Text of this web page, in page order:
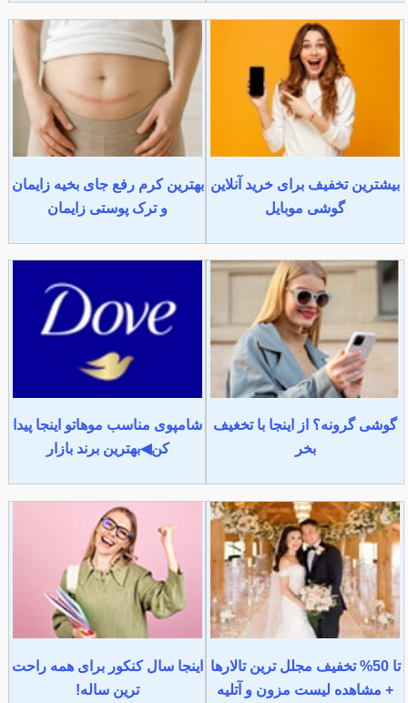
بیشترین تخفیف برای خرید آنلاین
گوشی موبایل
بهترین کرم رفع جای بخیه زایمان
و ترک پوستی زایمان
گوشی گرونه؟ از اینجا با تخغیف
بخر
شامپوی مناسب موهاتو اینجا پیدا
کن◀بهترین برند بازار
تا 50% تخفیف مجلل ترین تالارها
+ مشاهده لیست مزون و آتلیه
اینجا سال کنکور برای همه راحت
ترین ساله!